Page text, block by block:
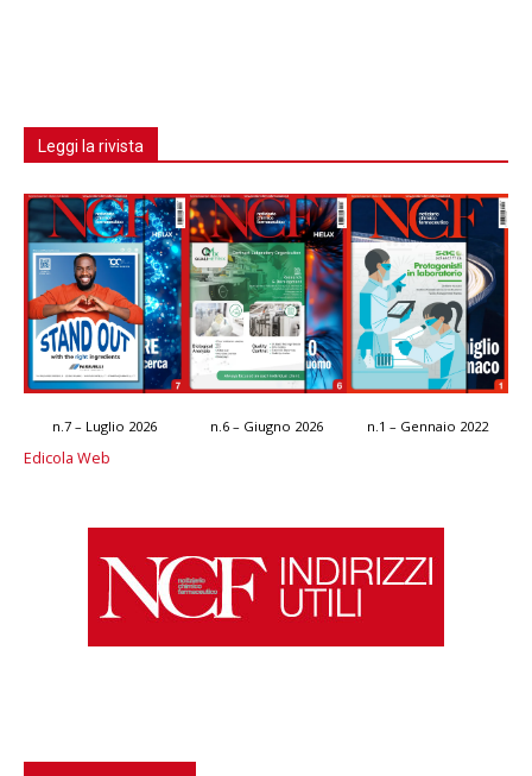
Leggi la rivista
n.7 – Luglio 2026 n.6 – Giugno 2026 n.1 – Gennaio 2022
Edicola Web